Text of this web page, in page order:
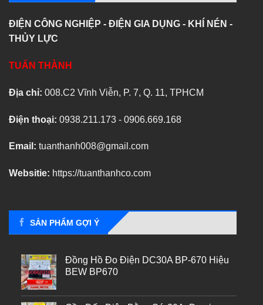
ĐIỆN CÔNG NGHIỆP - ĐIỆN GIA DỤNG - KHÍ NÉN -
THỦY LỰC
TUẤN THÀNH
Địa chỉ: 008.C2 Vĩnh Viễn, P. 7, Q. 11, TPHCM
Điện thoại: 0938.211.173 - 0906.669.168
Email: tuanthanh008@gmail.com
Websitie: https://tuanthanhco.com
SẢN PHẨM GỢI Ý
Đồng Hồ Đo Điện DC30A BP-670 Hiệu
BEW BP670